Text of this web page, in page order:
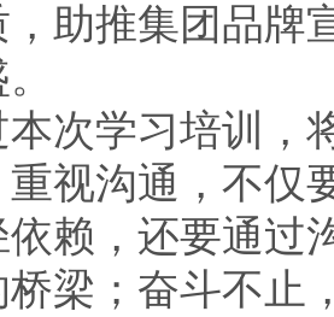
助推集团品牌
学习培训，
视沟通，不仅
赖，还要通过
桥梁；奋斗不止